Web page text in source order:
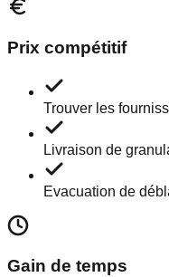
Prix compétitif
Trouver les
Livraison de
Evacuation de
Gain de temps